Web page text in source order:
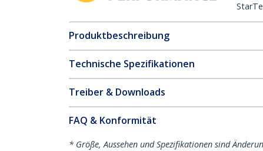
Produktbeschreibung
Technische Spezifikationen
Treiber & Downloads
FAQ & Konformität
* Größe, Aussehen und Spezifikationen sind